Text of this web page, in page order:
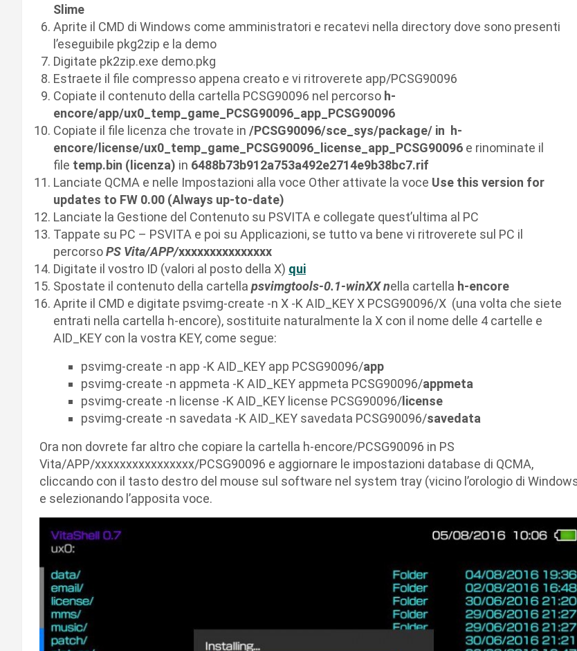
Slime
Aprite il CMD di Windows come amministratori e recatevi nella directory dove sono presenti
l’eseguibile pkg2zip e la demo
Digitate pk2zip.exe demo.pkg
Estraete il file compresso appena creato e vi ritroverete app/PCSG90096
Copiate il contenuto della cartella PCSG90096 nel percorso h-
encore/app/ux0_temp_game_PCSG90096_app_PCSG90096
Copiate il file licenza che trovate in /PCSG90096/sce_sys/package/ in h-
encore/license/ux0_temp_game_PCSG90096_license_app_PCSG90096 e rinominate il
file temp.bin (licenza) in 6488b73b912a753a492e2714e9b38bc7.rif
Lanciate QCMA e nelle Impostazioni alla voce Other attivate la voce Use this version for
updates to FW 0.00 (Always up-to-date)
Lanciate la Gestione del Contenuto su PSVITA e collegate quest’ultima al PC
Tappate su PC – PSVITA e poi su Applicazioni, se tutto va bene vi ritroverete sul PC il
percorsoPS Vita/APP/xxxxxxxxxxxxxxx
Digitate il vostro ID (valori al posto della X) qui
Spostate il contenuto della cartella psvimgtools-0.1-winXX nella cartella h-encore
Aprite il CMD e digitate psvimg-create -n X -K AID_KEY X PCSG90096/X (una volta che siete
entrati nella cartella h-encore), sostituite naturalmente la X con il nome delle 4 cartelle e
AID_KEY con la vostra KEY, come segue:
psvimg-create -n app -K AID_KEY app PCSG90096/app
psvimg-create -n appmeta -K AID_KEY appmeta PCSG90096/appmeta
psvimg-create -n license -K AID_KEY license PCSG90096/license
psvimg-create -n savedata -K AID_KEY savedata PCSG90096/savedata
Ora non dovrete far altro che copiare la cartella h-encore/PCSG90096 in PS
Vita/APP/xxxxxxxxxxxxxxxx/PCSG90096 e aggiornare le impostazioni database di QCMA,
cliccando con il tasto destro del mouse sul software nel system tray (vicino l’orologio di
e selezionando l’apposita voce.